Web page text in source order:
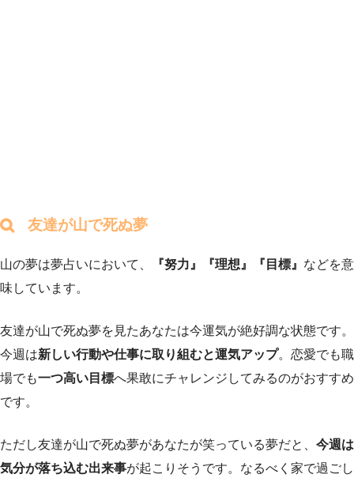
友達が山で死ぬ夢
山の夢は夢占いにおいて、 『努力』『理想』『目標』 などを意
味しています。
友達が山で死ぬ夢を見たあなたは今運気が絶好調な状態です。
今週は新しい行動や仕事に取り組むと運気アップ。恋愛でも職
場でも一つ高い目標へ果敢にチャレンジしてみるのがおすすめ
です。
ただし友達が山で死ぬ夢があなたが笑っている夢だと、 今週は
気分が落ち込む出来事が起こりそうです。なるべく家で過ごし